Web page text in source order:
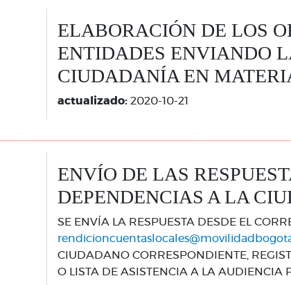
ELABORACIÓN DE LOS
ENTIDADES ENVIANDO
CIUDADANÍA EN
actualizado: 2020-10-21
ENVÍO DE LAS
DEPENDENCIAS A LA
SE ENVÍA LA RESPUESTA DESDE EL
CIUDADANO CORRESPONDIENTE,
O LISTA DE ASISTENCIA A LA AUDIENCIA